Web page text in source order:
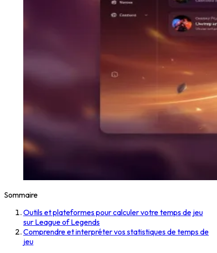
Sommaire
Outils et plateformes pour calculer votre temps de jeu
sur League of Legends
Comprendre et interpréter vos statistiques de temps de
jeu